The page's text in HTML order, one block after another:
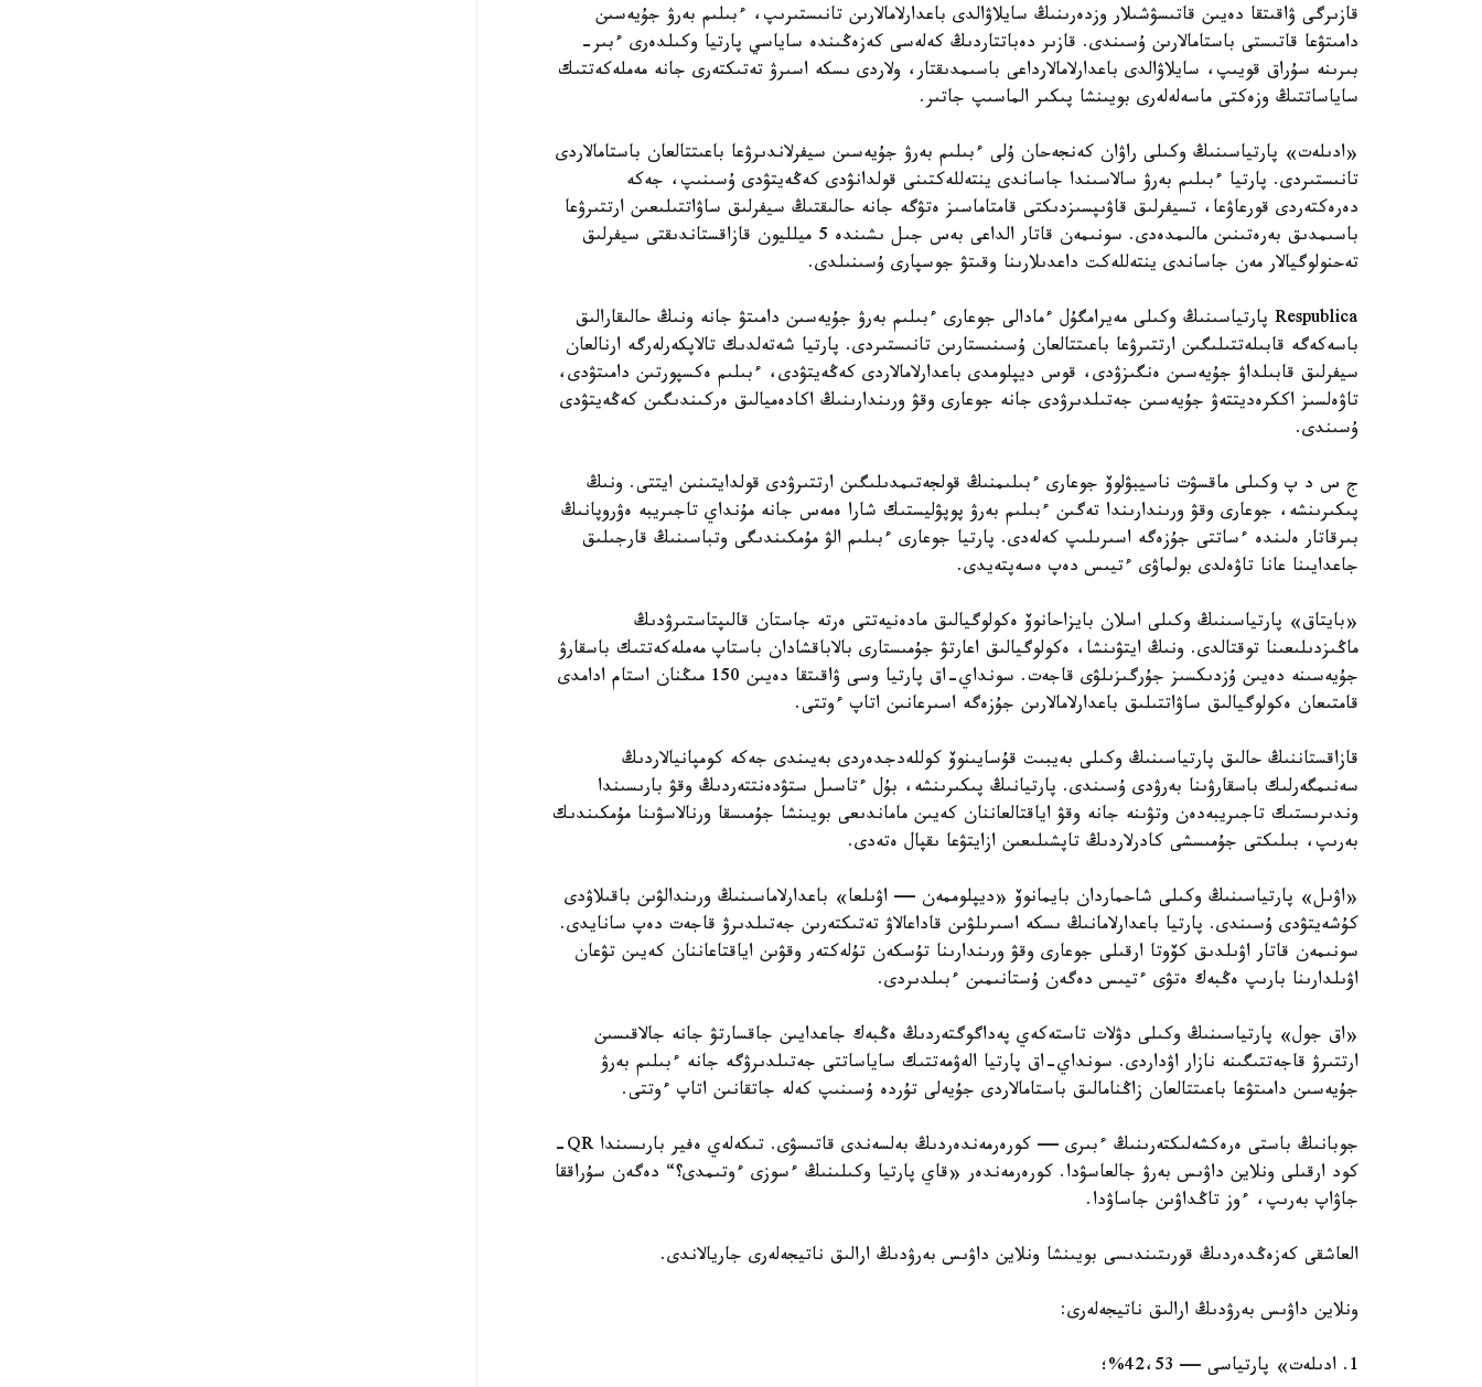
قازىرگى ۋاقىتقا دەيىن قاتىسۋشىلار وزدەرىنىڭ سايلاۋالدى باعدارلامالارىن تانىستىرىپ، ءبىلىم بەرۋ جۇيەسىن
دامىتۋعا قاتىستى باستامالارىن ۇسىندى. قازىر دەباتتاردىڭ كەلەسى كەزەڭىندە ساياسي پارتيا وكىلدەرى ءبىر-
بىرىنە سۇراق قويىپ، سايلاۋالدى باعدارلامالارداعى باسىمدىقتار، ولاردى ىسكە اسىرۋ تەتىكتەرى جانە مەملەكەتتىك
ساياساتتىڭ وزەكتى ماسەلەلەرى بويىنشا پىكىر الماسىپ جاتىر.
«ادىلەت» پارتياسىنىڭ وكىلى راۋان كەنجەحان ۇلى ءبىلىم بەرۋ جۇيەسىن سيفرلاندىرۋعا باعىتتالعان باستامالاردى
تانىستىردى. پارتيا ءبىلىم بەرۋ سالاسىندا جاساندى ينتەللەكتىنى قولدانۋدى كەڭەيتۋدى ۇسىنىپ، جەكە
دەرەكتەردى قورعاۋعا، تسيفرلىق قاۋىپسىزدىكتى قامتاماسىز ەتۋگە جانە حالىقتىڭ سيفرلىق ساۋاتتىلىعىن ارتتىرۋعا
باسىمدىق بەرەتىنىن مالىمدەدى. سونىمەن قاتار الداعى بەس جىل ىشىندە 5 ميلليون قازاقستاندىقتى سيفرلىق
تەحنولوگيالار مەن جاساندى ينتەللەكت داعدىلارىنا وقىتۋ جوسپارى ۇسىنىلدى.
Respublica پارتياسىنىڭ وكىلى مەيرامگۇل ءمادالى جوعارى ءبىلىم بەرۋ جۇيەسىن دامىتۋ جانە ونىڭ حالىقارالىق
باسەكەگە قابىلەتتىلىگىن ارتتىرۋعا باعىتتالعان ۇسىنىستارىن تانىستىردى. پارتيا شەتەلدىك تالاپكەرلەرگە ارنالعان
سيفرلىق قابىلداۋ جۇيەسىن ەنگىزۋدى، قوس ديپلومدى باعدارلامالاردى كەڭەيتۋدى، ءبىلىم ەكسپورتىن دامىتۋدى،
تاۋەلسىز اككرەديتتەۋ جۇيەسىن جەتىلدىرۋدى جانە جوعارى وقۋ ورىندارىنىڭ اكادەميالىق ەركىندىگىن كەڭەيتۋدى
ۇسىندى.
ج س د پ وكىلى ماقسۋت ناسيبۋلوۆ جوعارى ءبىلىمنىڭ قولجەتىمدىلىگىن ارتتىرۋدى قولدايتىنىن ايتتى. ونىڭ
پىكىرىنشە، جوعارى وقۋ ورىندارىندا تەگىن ءبىلىم بەرۋ پوپۋليستىك شارا ەمەس جانە مۇنداي تاجىريبە ەۋروپانىڭ
بىرقاتار ەلىندە ءساتتى جۇزەگە اسىرىلىپ كەلەدى. پارتيا جوعارى ءبىلىم الۋ مۇمكىندىگى وتباسىنىڭ قارجىلىق
جاعدايىنا عانا تاۋەلدى بولماۋى ءتيىس دەپ ەسەپتەيدى.
«بايتاق» پارتياسىنىڭ وكىلى اسلان بايزاحانوۆ ەكولوگيالىق مادەنيەتتى ەرتە جاستان قالىپتاستىرۋدىڭ
ماڭىزدىلىعىنا توقتالدى. ونىڭ ايتۋىنشا، ەكولوگيالىق اعارتۋ جۇمىستارى بالاباقشادان باستاپ مەملەكەتتىك باسقارۋ
جۇيەسىنە دەيىن ۇزدىكسىز جۇرگىزىلۋى قاجەت. سونداي-اق پارتيا وسى ۋاقىتقا دەيىن 150 مىڭنان استام ادامدى
قامتىعان ەكولوگيالىق ساۋاتتىلىق باعدارلامالارىن جۇزەگە اسىرعانىن اتاپ ءوتتى.
قازاقستاننىڭ حالىق پارتياسىنىڭ وكىلى بەيبىت قۇسايىنوۆ كوللەدجدەردى بەيىندى جەكە كومپانيالاردىڭ
سەنىمگەرلىك باسقارۋىنا بەرۋدى ۇسىندى. پارتيانىڭ پىكىرىنشە، بۇل ءتاسىل ستۋدەنتتەردىڭ وقۋ بارىسىندا
وندىرىستىك تاجىريبەدەن وتۋىنە جانە وقۋ اياقتالعاننان كەيىن ماماندىعى بويىنشا جۇمىسقا ورنالاسۋىنا مۇمكىندىك
بەرىپ، بىلىكتى جۇمىسشى كادرلاردىڭ تاپشىلىعىن ازايتۋعا ىقپال ەتەدى.
«اۋىل» پارتياسىنىڭ وكىلى شاحماردان بايمانوۆ «ديپلوممەن — اۋىلعا» باعدارلاماسىنىڭ ورىندالۋىن باقىلاۋدى
كۇشەيتۋدى ۇسىندى. پارتيا باعدارلامانىڭ ىسكە اسىرىلۋىن قاداعالاۋ تەتىكتەرىن جەتىلدىرۋ قاجەت دەپ سانايدى.
سونىمەن قاتار اۋىلدىق كۆوتا ارقىلى جوعارى وقۋ ورىندارىنا تۇسكەن تۇلەكتەر وقۋىن اياقتاعاننان كەيىن تۋعان
اۋىلدارىنا بارىپ ەڭبەك ەتۋى ءتيىس دەگەن ۇستانىمىن ءبىلدىردى.
«اق جول» پارتياسىنىڭ وكىلى دۋلات تاستەكەي پەداگوگتەردىڭ ەڭبەك جاعدايىن جاقسارتۋ جانە جالاقىسىن
ارتتىرۋ قاجەتتىگىنە نازار اۋداردى. سونداي-اق پارتيا الەۋمەتتىك ساياساتتى جەتىلدىرۋگە جانە ءبىلىم بەرۋ
جۇيەسىن دامىتۋعا باعىتتالعان زاڭنامالىق باستامالاردى جۇيەلى تۇردە ۇسىنىپ كەلە جاتقانىن اتاپ ءوتتى.
جوبانىڭ باستى ەرەكشەلىكتەرىنىڭ ءبىرى — كورەرمەندەردىڭ بەلسەندى قاتىسۋى. تىكەلەي ەفير بارىسىندا QR-
كود ارقىلى ونلاين داۋىس بەرۋ جالعاسۋدا. كورەرمەندەر «قاي پارتيا وكىلىنىڭ ءسوزى ءوتىمدى؟“ دەگەن سۇراققا
جاۋاپ بەرىپ، ءوز تاڭداۋىن جاساۋدا.
العاشقى كەزەڭدەردىڭ قورىتىندىسى بويىنشا ونلاين داۋىس بەرۋدىڭ ارالىق ناتيجەلەرى جاريالاندى.
ونلاين داۋىس بەرۋدىڭ ارالىق ناتيجەلەرى:
1. ادىلەت» پارتياسى — 42،53%؛